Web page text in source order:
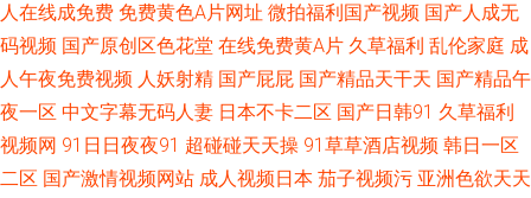
成人AV在线 亚洲AV炮图 精品国产网站 91网在线看 五月天福利网 久久AV香
蕉 99福利导航微拍 网址导航免费看片 久草福利资源站 TS赵恩静 午夜秀场一
区二区 久热精品8 波多野氏黄色39 午夜影院7763 老熟女自慰91 俺去也资原
人在线成免费 免费黄色A片网址 微拍福利国产视频 国产人成无
码视频 国产原创区色花堂 在线免费黄A片 久草福利 乱伦家庭 成
人午夜免费视频 人妖射精 国产屁屁 国产精品天干天 国产精品午
夜一区 中文字幕无码人妻 日本不卡二区 国产日韩91 久草福利
视频网 91日日夜夜91 超碰碰天天操 91草草酒店视频 韩日一区
二区 国产激情视频网站 成人视频日本 茄子视频污 亚洲色欲天天